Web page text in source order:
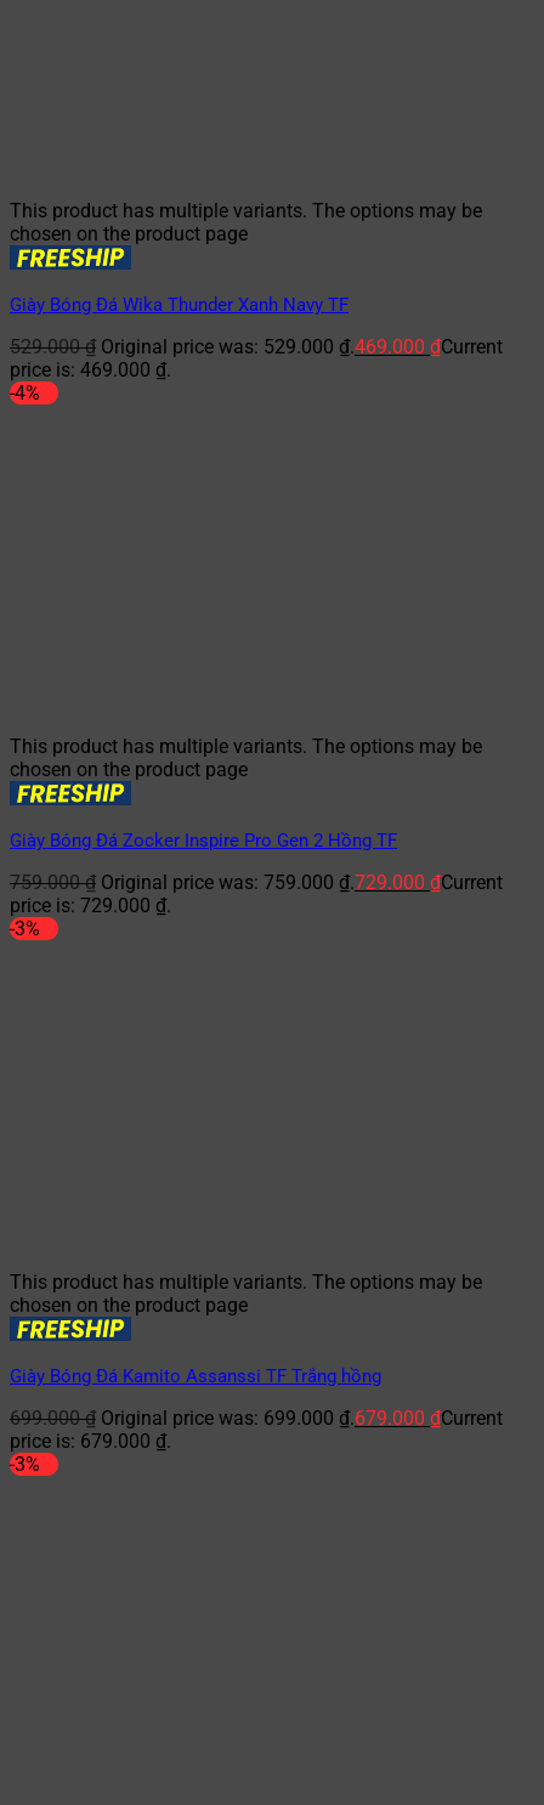
This product has multiple variants. The options may be
chosen on the product page
Giày Bóng Đá Wika Thunder Xanh Navy TF
529.000₫ Original price was: 529.000 ₫.469.000 ₫Current
price is: 469.000 ₫.
-4%
This product has multiple variants. The options may be
chosen on the product page
Giày Bóng Đá Zocker Inspire Pro Gen 2 Hồng TF
759.000₫ Original price was: 759.000 ₫.729.000 ₫Current
price is: 729.000 ₫.
-3%
This product has multiple variants. The options may be
chosen on the product page
Giày Bóng Đá Kamito Assanssi TF Trắng hồng
699.000₫ Original price was: 699.000 ₫.679.000 ₫Current
price is: 679.000 ₫.
-3%